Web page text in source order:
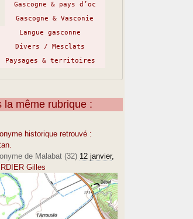
Gascogne & pays d’oc
Gascogne & Vasconie
Langue gasconne
Divers / Mesclats
Paysages & territoires
la même rubrique :
historique retrouvé :
de Malabat (32) 12 janvier,
Gilles